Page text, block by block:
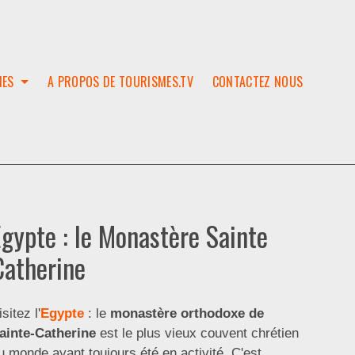
A PROPOS DE TOURISMES.TV CONTACTEZ NOUS
: le Monastère Sainte
l'Egypte : le monastère orthodoxe de
Catherine est le plus vieux couvent chrétien